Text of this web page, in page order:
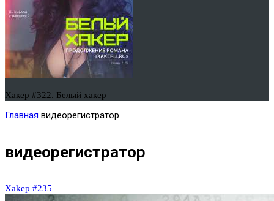
Хакер #322. Белый хакер
Главная видеорегистратор
видеорегистратор
Xakep #235